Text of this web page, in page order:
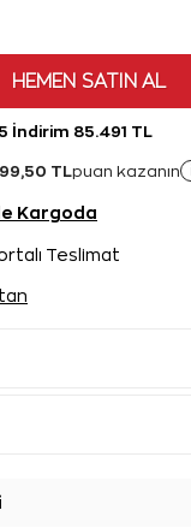
HEMEN SATIN AL
İndirim 85.491 TL
TL puan kazanın
Kargoda
Teslimat